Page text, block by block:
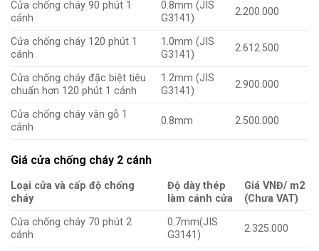
Cửa chống cháy 90 phút 1
cánh
0.8mm (JIS
G3141)
2.200.000
Cửa chống cháy 120 phút 1
cánh
1.0mm (JIS
G3141)
2.612.500
Cửa chống cháy đặc biệt tiêu
chuẩn hơn 120 phút 1 cánh
1.2mm (JIS
G3141)
2.900.000
Cửa chống cháy vân gỗ 1
cánh
0.8mm 2.500.000
Giá cửa chống cháy 2 cánh
Loại cửa và cấp độ chống
cháy
Độ dày thép
làm cánh cửa
Giá VNĐ/ m2
(Chưa VAT)
Cửa chống cháy 70 phút 2
cánh
0.7mm(JIS
G3141)
2.325.000